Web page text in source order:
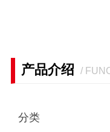
产品介绍 /
分类